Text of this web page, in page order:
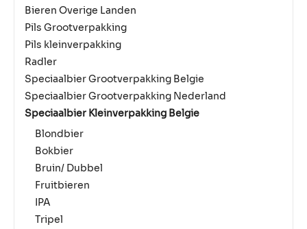
Bieren Overige Landen
Pils Grootverpakking
Pils kleinverpakking
Radler
Speciaalbier Grootverpakking Belgie
Speciaalbier Grootverpakking Nederland
Speciaalbier Kleinverpakking Belgie
Blondbier
Bokbier
Bruin/ Dubbel
Fruitbieren
IPA
Tripel